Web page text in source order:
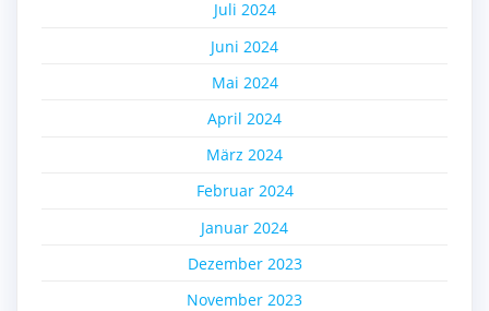
Juli 2024
Juni 2024
Mai 2024
April 2024
März 2024
Februar 2024
Januar 2024
Dezember 2023
November 2023